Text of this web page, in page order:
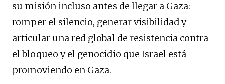
su misión incluso antes de llegar a Gaza:
romper el silencio, generar visibilidad y
articular una red global de resistencia contra
el bloqueo y el genocidio que Israel está
promoviendo en Gaza.